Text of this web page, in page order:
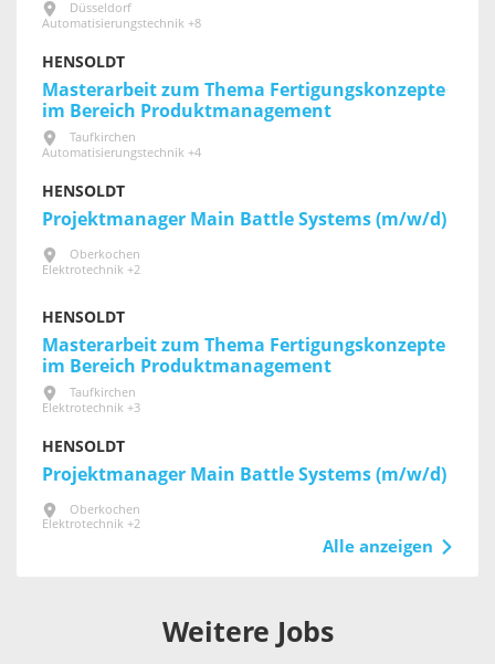
Düsseldorf
Automatisierungstechnik +8
HENSOLDT
Masterarbeit zum Thema Fertigungskonzepte
im Bereich Produktmanagement
Taufkirchen
Automatisierungstechnik +4
HENSOLDT
Projektmanager Main Battle Systems (m/w/d)
Oberkochen
Elektrotechnik +2
HENSOLDT
Masterarbeit zum Thema Fertigungskonzepte
im Bereich Produktmanagement
Taufkirchen
Elektrotechnik +3
HENSOLDT
Projektmanager Main Battle Systems (m/w/d)
Oberkochen
Elektrotechnik +2
Alle anzeigen
Weitere Jobs